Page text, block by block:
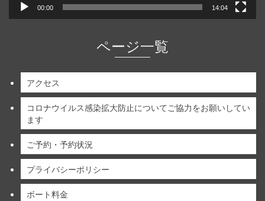
00:00 14:04
ページ一覧
アクセス
コロナウイルス感染拡大防止についてご協力をお願いしてい
ます
ご予約・予約状況
プライバシーポリシー
ボート料金